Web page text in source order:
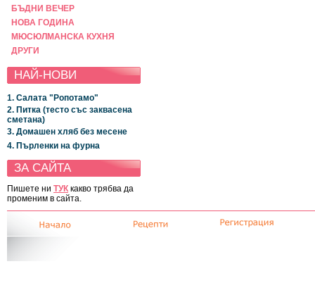
БЪДНИ ВЕЧЕР
НОВА ГОДИНА
МЮСЮЛМАНСКА КУХНЯ
ДРУГИ
НАЙ-НОВИ
1. Салата "Ропотамо"
2. Питка (тесто със заквасена
сметана)
3. Домашен хляб без месене
4. Пърленки на фурна
ЗА САЙТА
Пишете ни ТУК какво трябва да
променим в сайта.